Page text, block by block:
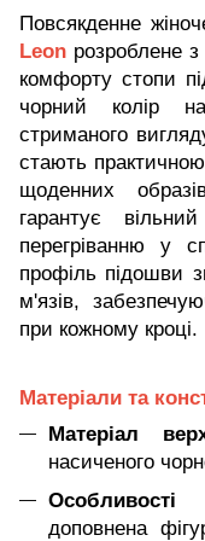
Повсякденне
Leon розроблене
комфорту стопи
чорний колір
стриманого
стають
щоденних
гарантує
перегріванню у
профіль підошви
м'язів,
при кожному кроці.
Матеріали та
Матеріал
насиченого
Особливості
доповнена